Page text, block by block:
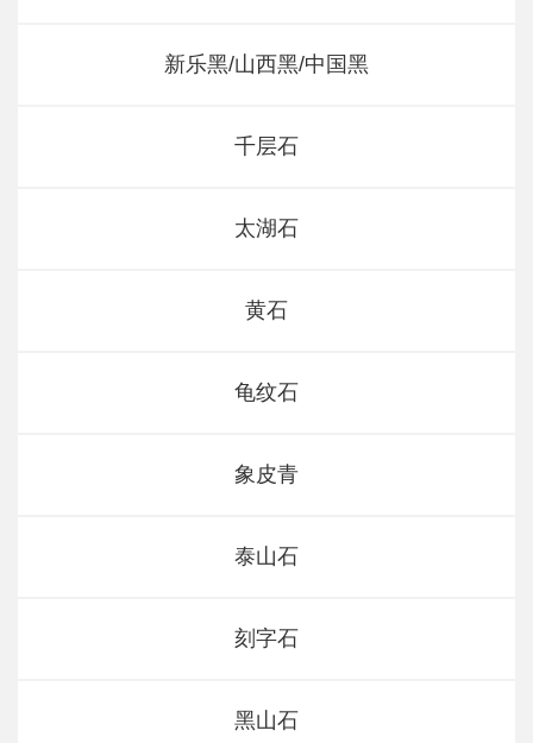
新乐黑/山西黑/中国黑
千层石
太湖石
黄石
龟纹石
象皮青
泰山石
刻字石
黑山石